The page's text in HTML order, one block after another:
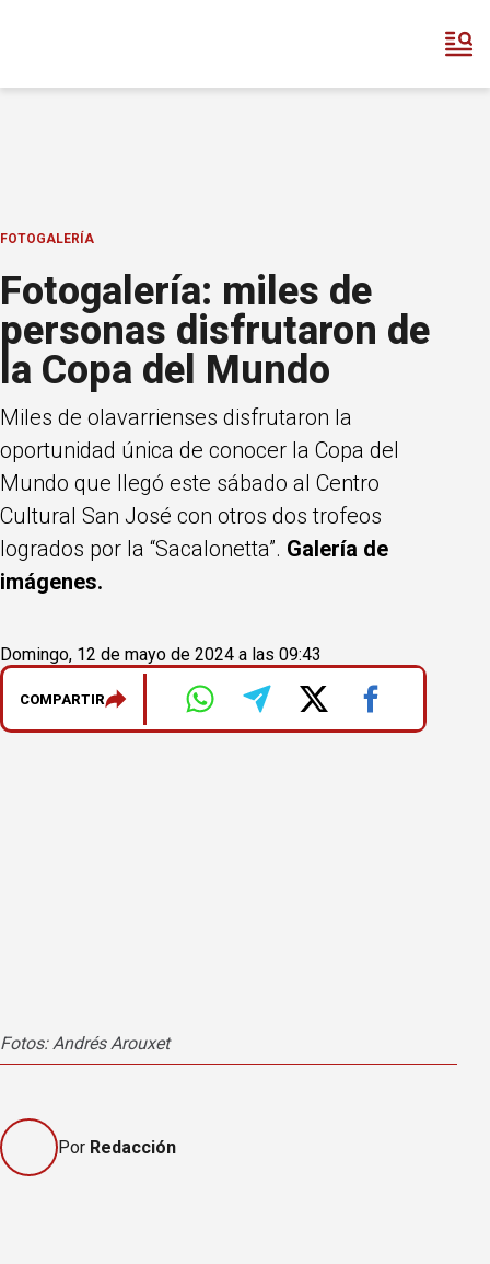
FOTOGALERÍA
Fotogalería: miles de
personas disfrutaron de
la Copa del Mundo
Miles de olavarrienses disfrutaron la
oportunidad única de conocer la Copa del
Mundo que llegó este sábado al Centro
Cultural San José con otros dos trofeos
logrados por la “Sacalonetta”. Galería de
imágenes.
Domingo, 12 de mayo de 2024 a las 09:43
COMPARTIR
Fotos: Andrés Arouxet
Por Redacción